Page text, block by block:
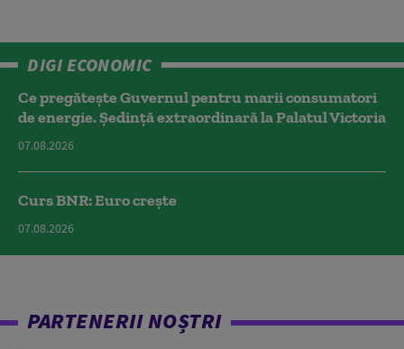
DIGI ECONOMIC
Ce pregătește Guvernul pentru marii consumatori
de energie. Ședință extraordinară la Palatul Victoria
07.08.2026
Curs BNR: Euro crește
07.08.2026
PARTENERII NOȘTRI